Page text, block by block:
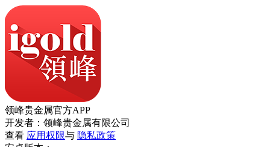
领峰贵金属官方APP
开发者：领峰贵金属有限公司
查看 应用权限与 隐私政策